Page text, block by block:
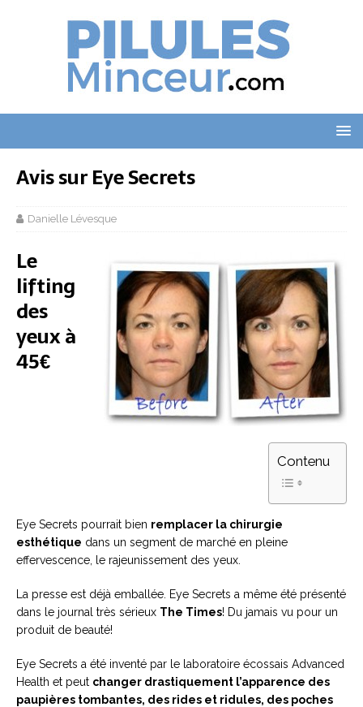
Avis sur Eye Secrets
Danielle Lévesque
Le
lifting
des
yeux à
45€
Contenu
Eye Secrets pourrait bien remplacer la chirurgie
esthétique dans un segment de marché en pleine
effervescence, le rajeunissement des yeux.
La presse est déjà emballée. Eye Secrets a même été présenté
dans le journal très sérieux The Times! Du jamais vu pour un
produit de beauté!
Eye Secrets a été inventé par le laboratoire écossais Advanced
Health et peut changer drastiquement l’apparence des
paupières tombantes, des rides et ridules, des poches